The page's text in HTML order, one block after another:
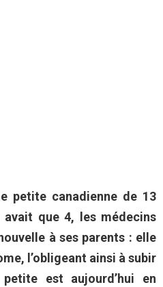
petite canadienne de 13
avait que 4, les médecins
à ses parents : elle
l’obligeant ainsi à subir
est aujourd’hui en